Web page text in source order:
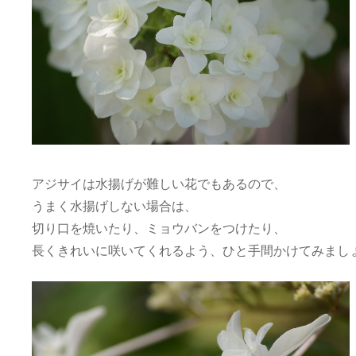
アジサイは水揚げが難しい花でもあるので、
うまく水揚げしない場合は、
切り口を焼いたり、ミョウバンをつけたり、
長くきれいに咲いてくれるよう、ひと手間かけてみまし